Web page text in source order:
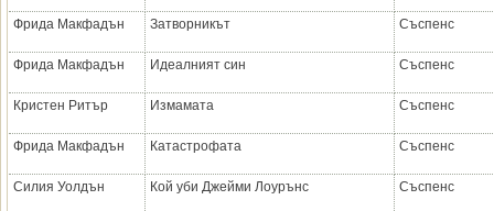
Фрида Макфадън Затворникът Съспенс
Фрида Макфадън Идеалният син Съспенс
Кристен Ритър Измамата Съспенс
Фрида Макфадън Катастрофата Съспенс
Силия Уолдън Кой уби Джейми Лоурънс Съспенс